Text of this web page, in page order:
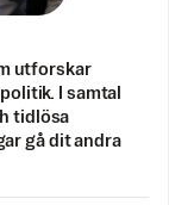
utforskar
I samtal
tidlösa
gå dit andra